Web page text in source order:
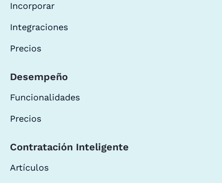
Incorporar
Integraciones
Precios
Desempeño
Funcionalidades
Precios
Contratación Inteligente
Artículos